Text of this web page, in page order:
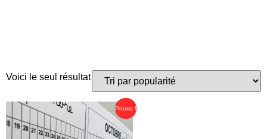
Voici le seul résultat
Promo !